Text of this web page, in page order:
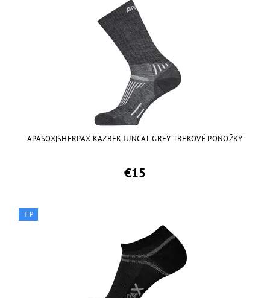
APASOX|SHERPAX KAZBEK JUNCAL GREY TREKOVÉ PONOŽKY
€15
TIP